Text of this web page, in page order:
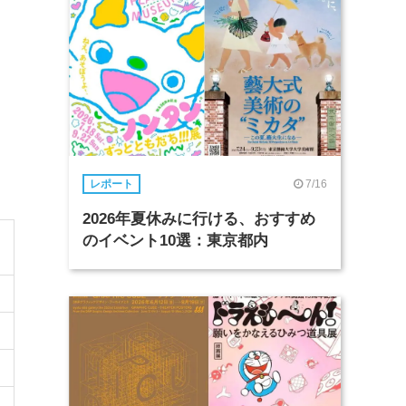
レポート 7/16
2026年夏休みに行ける、おすすめ
のイベント10選：東京都内